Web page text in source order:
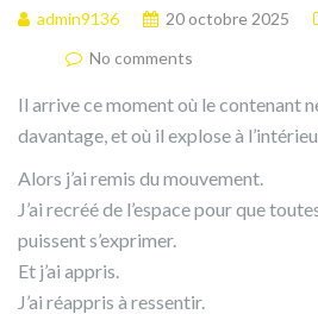
admin9136 20 octobre 2025
No comments
Il arrive ce moment où le contenant
davantage, et où il explose à
Alors j’ai remis du mouvement.
J’ai recréé de l’espace pour que
puissent s’exprimer.
Et j’ai appris.
J’ai réappris à ressentir.